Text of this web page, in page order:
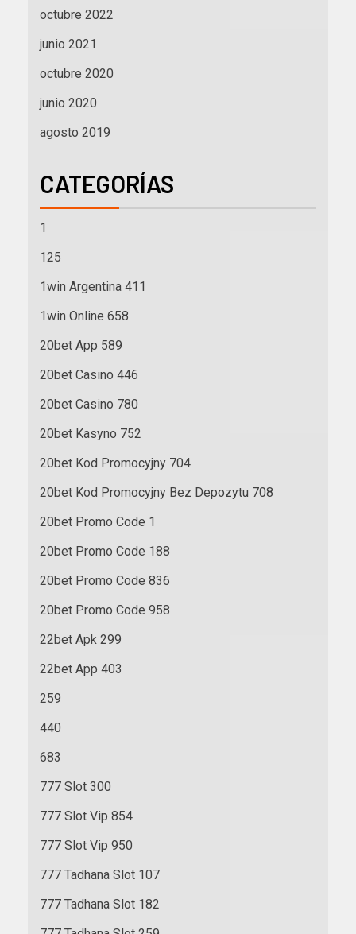
octubre 2022
junio 2021
octubre 2020
junio 2020
agosto 2019
CATEGORÍAS
1
125
1win Argentina 411
1win Online 658
20bet App 589
20bet Casino 446
20bet Casino 780
20bet Kasyno 752
20bet Kod Promocyjny 704
20bet Kod Promocyjny Bez Depozytu 708
20bet Promo Code 1
20bet Promo Code 188
20bet Promo Code 836
20bet Promo Code 958
22bet Apk 299
22bet App 403
259
440
683
777 Slot 300
777 Slot Vip 854
777 Slot Vip 950
777 Tadhana Slot 107
777 Tadhana Slot 182